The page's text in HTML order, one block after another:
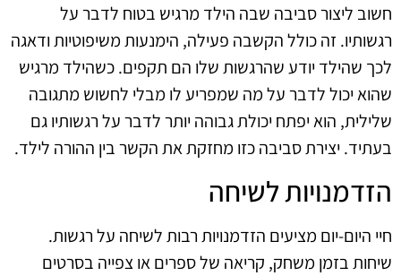
חשוב ליצור סביבה שבה הילד מרגיש בטוח לדבר על
רגשותיו. זה כולל הקשבה פעילה, הימנעות משיפוטיות ודאגה
לכך שהילד יודע שהרגשות שלו הם תקפים. כשהילד מרגיש
שהוא יכול לדבר על מה שמפריע לו מבלי לחשוש מתגובה
שלילית, הוא יפתח יכולת גבוהה יותר לדבר על רגשותיו גם
בעתיד. יצירת סביבה כזו מחזקת את הקשר בין ההורה לילד.
הזדמנויות לשיחה
חיי היום-יום מציעים הזדמנויות רבות לשיחה על רגשות.
שיחות בזמן משחק, קריאה של ספרים או צפייה בסרטים